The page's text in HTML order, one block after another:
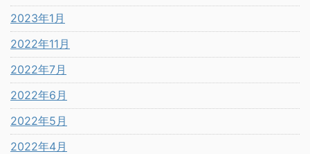
2023年1月
2022年11月
2022年7月
2022年6月
2022年5月
2022年4月